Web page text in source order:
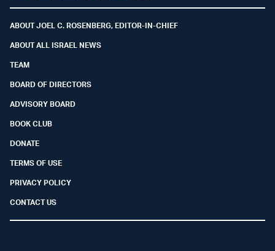
ABOUT JOEL C. ROSENBERG, EDITOR-IN-CHIEF
ABOUT ALL ISRAEL NEWS
TEAM
BOARD OF DIRECTORS
ADVISORY BOARD
BOOK CLUB
DONATE
TERMS OF USE
PRIVACY POLICY
CONTACT US